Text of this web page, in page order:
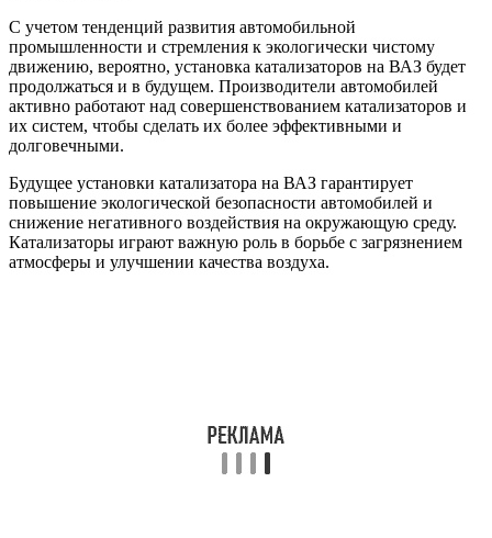
С учетом тенденций развития автомобильной
промышленности и стремления к экологически чистому
движению, вероятно, установка катализаторов на ВАЗ будет
продолжаться и в будущем. Производители автомобилей
активно работают над совершенствованием катализаторов и
их систем, чтобы сделать их более эффективными и
долговечными.
Будущее установки катализатора на ВАЗ гарантирует
повышение экологической безопасности автомобилей и
снижение негативного воздействия на окружающую среду.
Катализаторы играют важную роль в борьбе с загрязнением
атмосферы и улучшении качества воздуха.